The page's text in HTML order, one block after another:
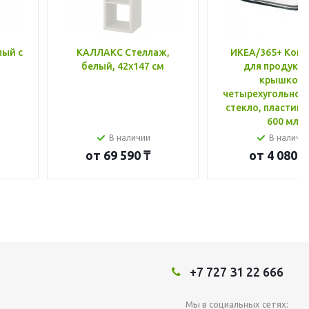
с
КАЛЛАКС Стеллаж,
белый, 42x147 см
В наличии
от 69 590 ₸
ИКЕА/365+
для
крышкой,
стекло, пластик
600 мл
В
от 4 080 ₸
+7 727 31 22 666
Мы в социальных сетях: